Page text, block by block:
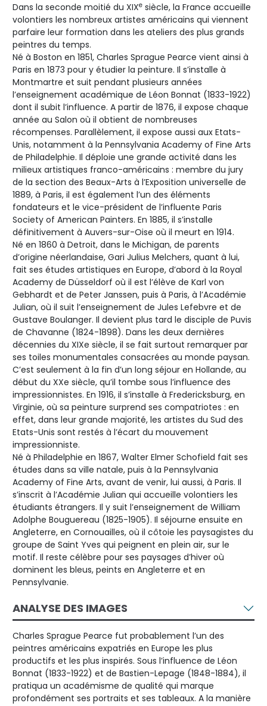
Dans la seconde moitié du XIXe siècle, la France accueille
volontiers les nombreux artistes américains qui viennent
parfaire leur formation dans les ateliers des plus grands
peintres du temps.
Né à Boston en 1851, Charles Sprague Pearce vient ainsi à
Paris en 1873 pour y étudier la peinture. Il s’installe à
Montmartre et suit pendant plusieurs années
l’enseignement académique de Léon Bonnat (1833-1922)
dont il subit l’influence. A partir de 1876, il expose chaque
année au Salon où il obtient de nombreuses
récompenses. Parallèlement, il expose aussi aux Etats-
Unis, notamment à la Pennsylvania Academy of Fine Arts
de Philadelphie. Il déploie une grande activité dans les
milieux artistiques franco-américains : membre du jury
de la section des Beaux-Arts à l’Exposition universelle de
1889, à Paris, il est également l’un des éléments
fondateurs et le vice-président de l’influente Paris
Society of American Painters. En 1885, il s’installe
définitivement à Auvers-sur-Oise où il meurt en 1914.
Né en 1860 à Detroit, dans le Michigan, de parents
d’origine néerlandaise, Gari Julius Melchers, quant à lui,
fait ses études artistiques en Europe, d’abord à la Royal
Academy de Düsseldorf où il est l’élève de Karl von
Gebhardt et de Peter Janssen, puis à Paris, à l’Académie
Julian, où il suit l’enseignement de Jules Lefebvre et de
Gustave Boulanger. Il devient plus tard le disciple de Puvis
de Chavanne (1824-1898). Dans les deux dernières
décennies du XIXe siècle, il se fait surtout remarquer par
ses toiles monumentales consacrées au monde paysan.
C’est seulement à la fin d’un long séjour en Hollande, au
début du XXe siècle, qu’il tombe sous l’influence des
impressionnistes. En 1916, il s’installe à Fredericksburg, en
Virginie, où sa peinture surprend ses compatriotes : en
effet, dans leur grande majorité, les artistes du Sud des
Etats-Unis sont restés à l’écart du mouvement
impressionniste.
Né à Philadelphie en 1867, Walter Elmer Schofield fait ses
études dans sa ville natale, puis à la Pennsylvania
Academy of Fine Arts, avant de venir, lui aussi, à Paris. Il
s’inscrit à l’Académie Julian qui accueille volontiers les
étudiants étrangers. Il y suit l’enseignement de William
Adolphe Bouguereau (1825-1905). Il séjourne ensuite en
Angleterre, en Cornouailles, où il côtoie les paysagistes du
groupe de Saint Yves qui peignent en plein air, sur le
motif. Il reste célèbre pour ses paysages d’hiver où
dominent les bleus, peints en Angleterre et en
Pennsylvanie.
ANALYSE DES IMAGES
Charles Sprague Pearce fut probablement l’un des
peintres américains expatriés en Europe les plus
productifs et les plus inspirés. Sous l’influence de Léon
Bonnat (1833-1922) et de Bastien-Lepage (1848-1884), il
pratiqua un académisme de qualité qui marque
profondément ses portraits et ses tableaux. A la manière